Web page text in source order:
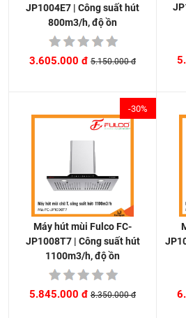
JP1004E7 | Công suất hút
800m3/h, độ ồn
3.605.000 đ 5.150.000 đ
-30%
Máy hút mùi Fulco FC-
JP1008T7 | Công suất hút
1100m3/h, độ ồn
5.845.000 đ 8.350.000 đ